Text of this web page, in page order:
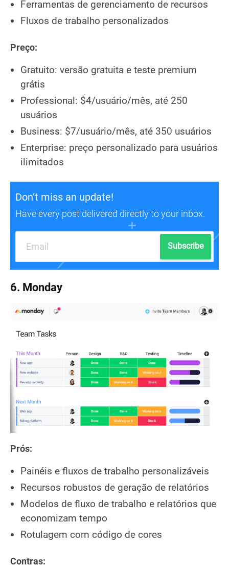
Ferramentas de gerenciamento de recursos
Fluxos de trabalho personalizados
Preço:
Gratuito: versão gratuita e teste premium
grátis
Professional: $4/usuário/mês, até 250
usuários
Business: $7/usuário/mês, até 350 usuários
Enterprise: preço personalizado para usuários
ilimitados
Don’t miss an update!
Have every post delivered directly to your inbox.
Subscribe
6. Monday
Prós:
Painéis e fluxos de trabalho personalizáveis
Recursos robustos de geração de relatórios
Modelos de fluxo de trabalho e relatórios que
economizam tempo
Rotulagem com código de cores
Contras: